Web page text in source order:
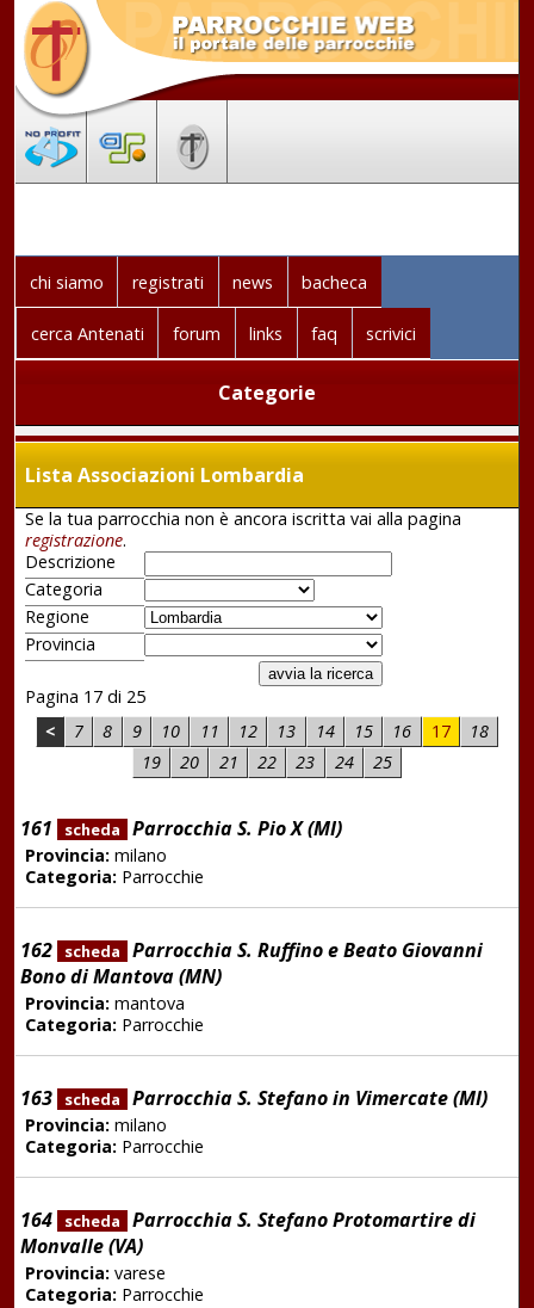
chi siamo registrati news bacheca
cerca Antenati forum links faq scrivici
Categorie
Lista Associazioni Lombardia
Se la tua parrocchia non è ancora iscritta vai alla pagina
registrazione.
Descrizione
Categoria
Regione
Provincia
Pagina 17 di 25
<
7 8 9 10 11 12 13 14 15 16 17
18
19
20 21 22 23 24 25
161 scheda Parrocchia S. Pio X (MI)
Provincia:milano
Categoria:Parrocchie
162 scheda
Parrocchia S. Ruffino e Beato Giovanni
Bono di Mantova (MN)
Provincia:mantova
Categoria:Parrocchie
163 scheda Parrocchia S. Stefano in Vimercate (MI)
Provincia:milano
Categoria:Parrocchie
164 scheda
Parrocchia S. Stefano Protomartire di
Monvalle (VA)
Provincia:varese
Categoria:Parrocchie